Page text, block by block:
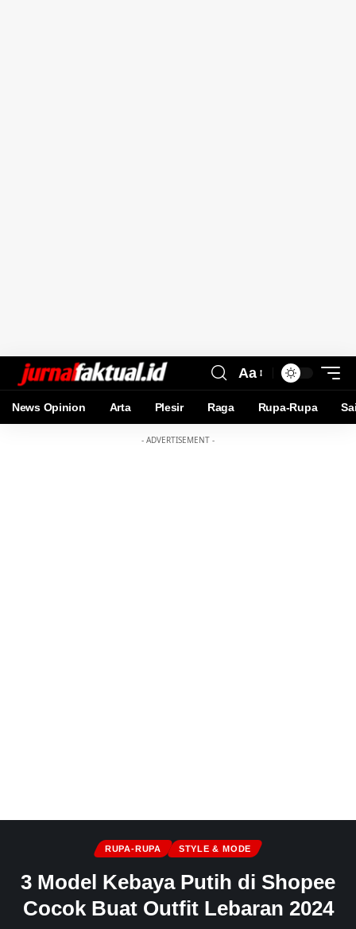
Aa
News Opinion Arta Plesir Raga Rupa-Rupa
- ADVERTISEMENT -
RUPA-RUPA STYLE & MODE
3 Model Kebaya Putih di Shopee
Cocok Buat Outfit Lebaran 2024